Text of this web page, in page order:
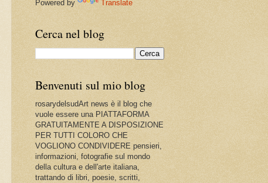
Powered by Translate
Cerca nel blog
Benvenuti sul mio blog
rosarydelsudArt news è il blog che
vuole essere una PIATTAFORMA
GRATUITAMENTE A DISPOSIZIONE
PER TUTTI COLORO CHE
VOGLIONO CONDIVIDERE pensieri,
informazioni, fotografie sul mondo
della cultura e dell'arte italiana,
trattando di libri, poesie, scritti,